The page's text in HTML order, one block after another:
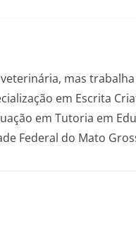
mas
em Escrita
em Tutoria em
Federal do Mato